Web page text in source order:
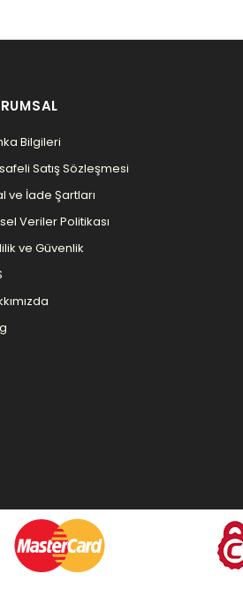
Bilgileri
Satış Sözleşmesi
ve İade Şartları
Veriler Politikası
ve Güvenlik